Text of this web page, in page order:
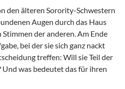
den älteren Sorority-Schwestern
Augen durch das Haus
der anderen. Am Ende
bei der sie sich ganz nackt
treffen: Will sie Teil der
was bedeutet das für ihren